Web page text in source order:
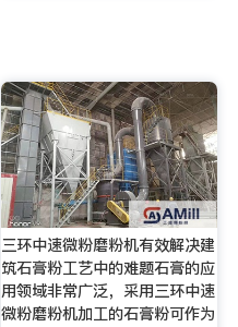
三环中速微粉磨粉机有效解决建
筑石膏粉工艺中的难题石膏的应
用领域非常广泛，采用三环中速
微粉磨粉机加工的石膏粉可作为